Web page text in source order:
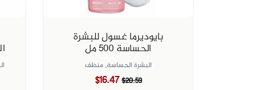
بايوديرما غسول للبشرة
الحساسة ٥٠٠ مل
البشرة الحساسة,منظف
$20.59
$16.47